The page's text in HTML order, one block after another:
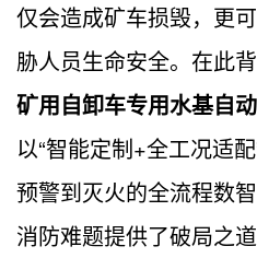
仅会造成矿车损毁，更
胁人员生命安全。在此背
矿用自卸车专用水基自
以“智能定制+全工况适
预警到灭火的全流程数
消防难题提供了破局之